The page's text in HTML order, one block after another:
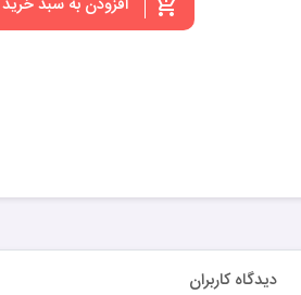
افزودن به سبد خرید
دیدگاه کاربران